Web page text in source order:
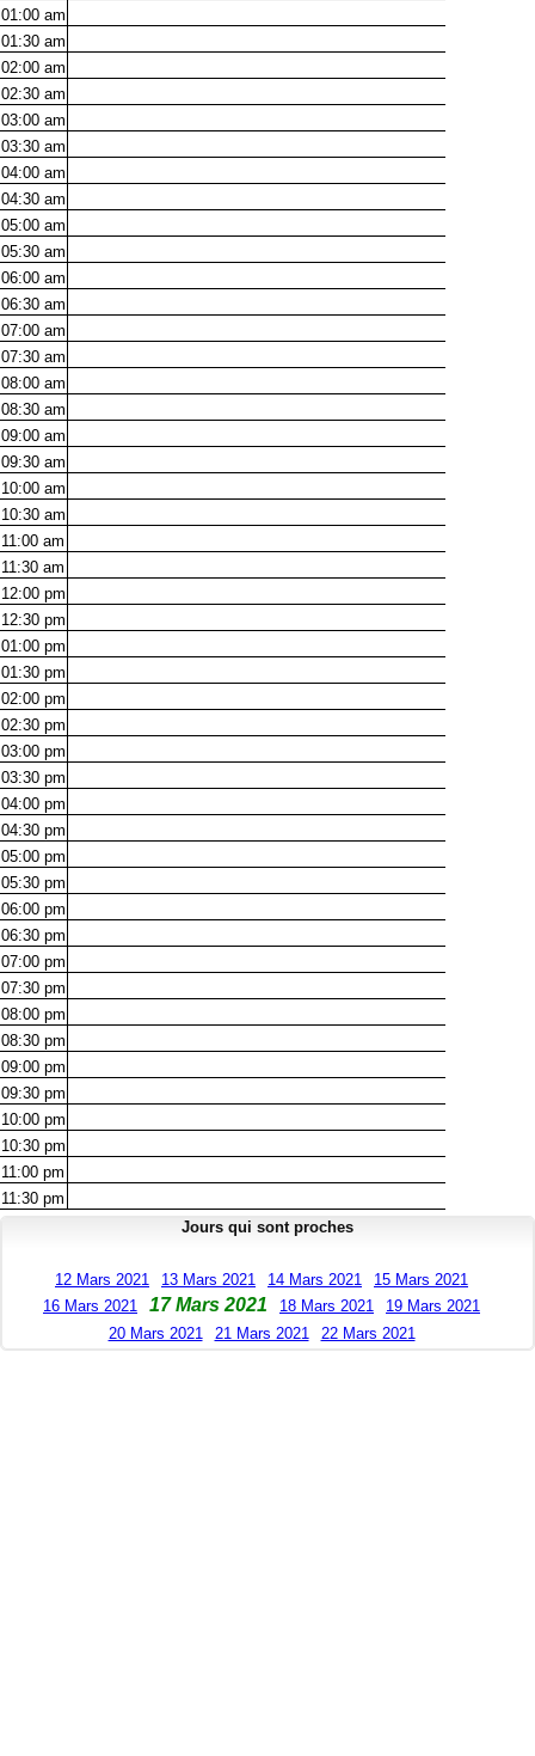
01:00 am
01:30 am
02:00 am
02:30 am
03:00 am
03:30 am
04:00 am
04:30 am
05:00 am
05:30 am
06:00 am
06:30 am
07:00 am
07:30 am
08:00 am
08:30 am
09:00 am
09:30 am
10:00 am
10:30 am
11:00 am
11:30 am
12:00 pm
12:30 pm
01:00 pm
01:30 pm
02:00 pm
02:30 pm
03:00 pm
03:30 pm
04:00 pm
04:30 pm
05:00 pm
05:30 pm
06:00 pm
06:30 pm
07:00 pm
07:30 pm
08:00 pm
08:30 pm
09:00 pm
09:30 pm
10:00 pm
10:30 pm
11:00 pm
11:30 pm
Jours qui sont proches
12 Mars 2021 13 Mars 2021 14 Mars 2021
15 Mars 2021
16 Mars 2021
17 Mars 2021 18 Mars 2021
19 Mars 2021
20 Mars 2021
21 Mars 2021 22 Mars 2021